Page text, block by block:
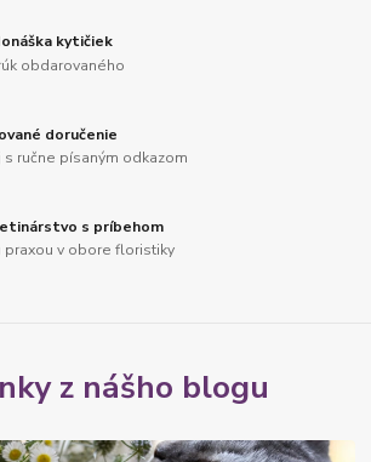
kytičiek
obdarovaného
doručenie
s ručne písaným odkazom
s príbehom
praxou v obore floristiky
z nášho blogu